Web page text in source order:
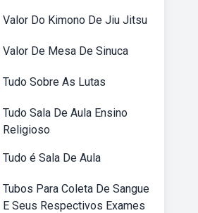
Valor Do Kimono De Jiu Jitsu
Valor De Mesa De Sinuca
Tudo Sobre As Lutas
Tudo Sala De Aula Ensino
Religioso
Tudo é Sala De Aula
Tubos Para Coleta De Sangue
E Seus Respectivos Exames